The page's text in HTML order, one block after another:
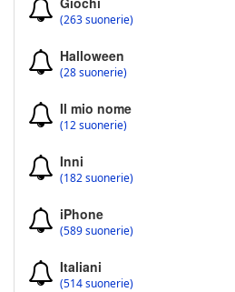
(263 suonerie)
Halloween
(28 suonerie)
Il mio nome
(12 suonerie)
Inni
(182 suonerie)
iPhone
(589 suonerie)
Italiani
(514 suonerie)